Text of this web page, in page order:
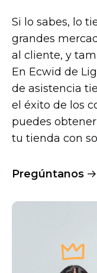
Si lo sabes, lo
grandes
al cliente, y
En Ecwid de
de asistencia
el éxito de los
puedes
tu tienda con
Pregúntanos